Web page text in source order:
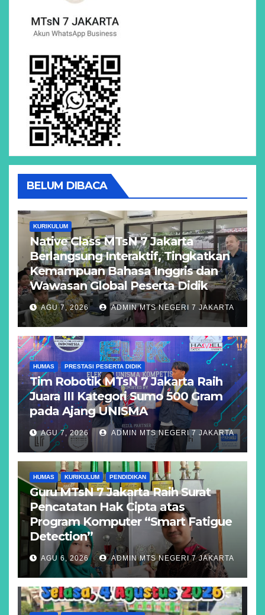
BELUM DIBACA
KURIKULUM
Native Class MTsN 7 Jakarta
Berlangsung Interaktif, Tingkatkan
Kemampuan Bahasa Inggris dan
Wawasan Global Peserta Didik
AGU 7, 2026 ADMIN MTS NEGERI 7 JAKARTA
HUMAS PRESTASI PESERTA DIDIK
Tim Robotik MTsN 7 Jakarta Raih
Juara III Kategori Sumo 500 Gram
pada Ajang UNISMA
AGU 7, 2026 ADMIN MTS NEGERI 7 JAKARTA
HUMAS KURIKULUM PENDIDIKAN
Guru MTsN 7 Jakarta Raih Surat
Pencatatan Hak Cipta atas
Program Komputer “Smart Fatigue
Detection”
AGU 6, 2026 ADMIN MTS NEGERI 7 JAKARTA